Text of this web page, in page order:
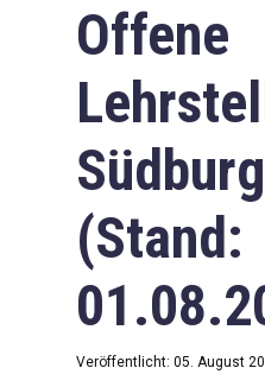
Offene
(Stand:
Veröffentlicht: 05. August